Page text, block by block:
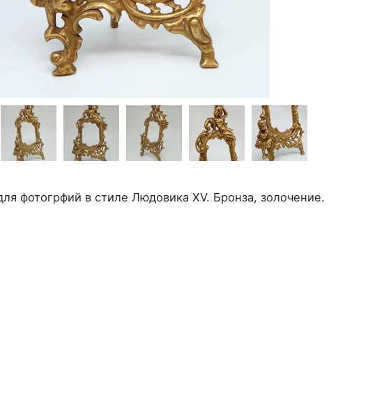
фотогрфий в стиле Людовика XV. Бронза, золочение.